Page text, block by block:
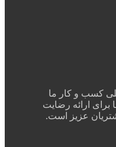
کسب و کار ما
ارائه رضایت
عزیز است.